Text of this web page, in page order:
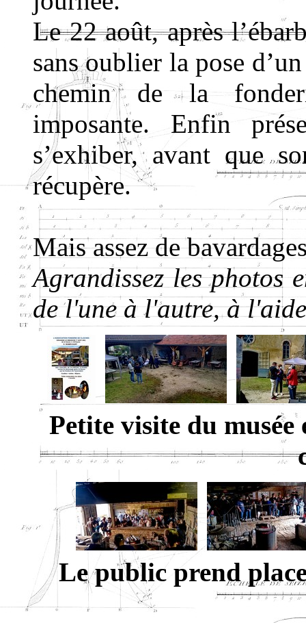
Le 22 août, après
sans oublier la pose
chemin de la
imposante. Enfin
s’exhiber, avant que
récupère.
Mais assez de
Agrandissez les photos
de l'une à l'autre, à
Petite visite du
Le public prend